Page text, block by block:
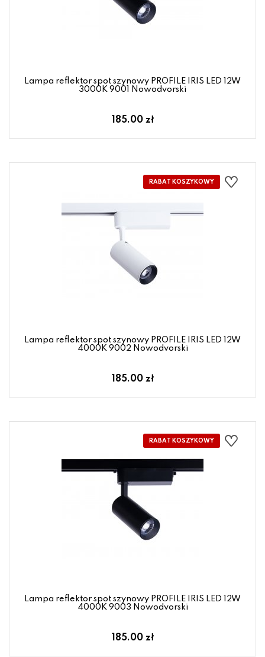
Lampa reflektor spot szynowy PROFILE IRIS LED 12W
3000K 9001 Nowodvorski
185.00 zł
Lampa reflektor spot szynowy PROFILE IRIS LED 12W
4000K 9002 Nowodvorski
185.00 zł
Lampa reflektor spot szynowy PROFILE IRIS LED 12W
4000K 9003 Nowodvorski
185.00 zł